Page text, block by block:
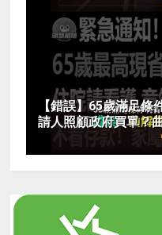
【錯誤】65歲滿足
請人照顧政府買單？